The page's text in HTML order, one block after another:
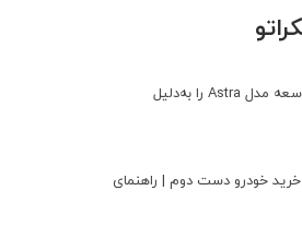
OpenAI توسعه مدل Astra را به‌دلیل
خودرو دست دوم | راهنمای